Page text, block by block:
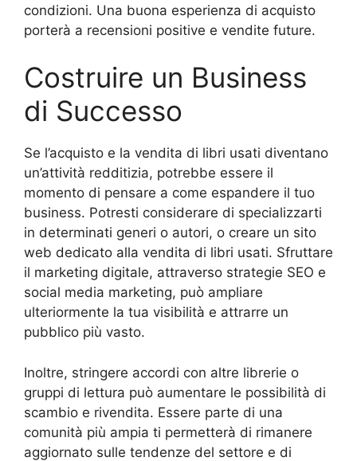
condizioni. Una buona esperienza di acquisto
porterà a recensioni positive e vendite future.
Costruire un Business
di Successo
Se l’acquisto e la vendita di libri usati diventano
un’attività redditizia, potrebbe essere il
momento di pensare a come espandere il tuo
business. Potresti considerare di specializzarti
in determinati generi o autori, o creare un sito
web dedicato alla vendita di libri usati. Sfruttare
il marketing digitale, attraverso strategie SEO e
social media marketing, può ampliare
ulteriormente la tua visibilità e attrarre un
pubblico più vasto.
Inoltre, stringere accordi con altre librerie o
gruppi di lettura può aumentare le possibilità di
scambio e rivendita. Essere parte di una
comunità più ampia ti permetterà di rimanere
aggiornato sulle tendenze del settore e di